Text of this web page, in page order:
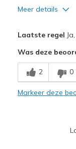
Meer details
Comfortable
Stylish
Laatste regel
Was deze
2 0
Markeer deze